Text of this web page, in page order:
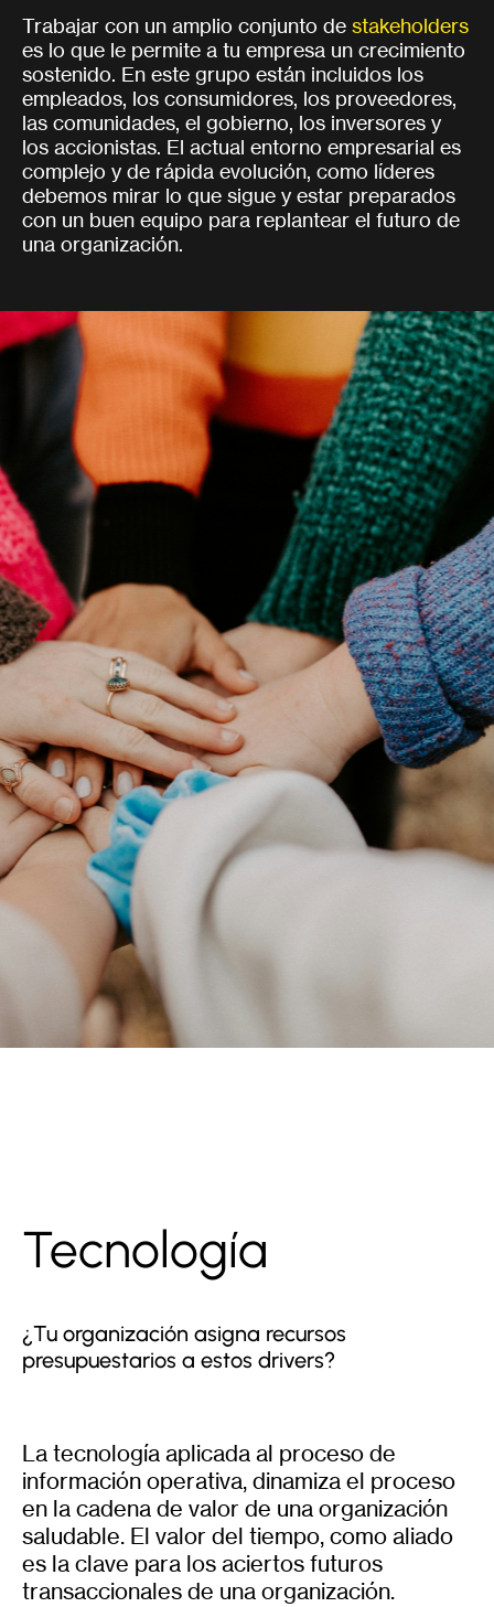
Trabajar con un amplio conjunto de stakeholders
es lo que le permite a tu empresa un crecimiento
sostenido. En este grupo están incluidos los
empleados, los consumidores, los proveedores,
las comunidades, el gobierno, los inversores y
los accionistas. El actual entorno empresarial es
complejo y de rápida evolución, como líderes
debemos mirar lo que sigue y estar preparados
con un buen equipo para replantear el futuro de
una organización.
Tecnología
¿Tu organización asigna recursos
presupuestarios a estos drivers?
La tecnología aplicada al proceso de
información operativa, dinamiza el proceso
en la cadena de valor de una organización
saludable. El valor del tiempo, como aliado
es la clave para los aciertos futuros
transaccionales de una organización.